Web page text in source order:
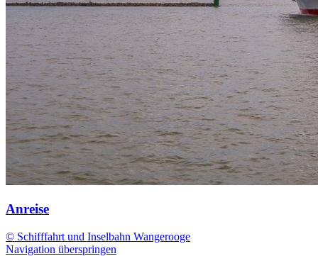
Anreise
© Schifffahrt und Inselbahn Wangerooge
Navigation überspringen